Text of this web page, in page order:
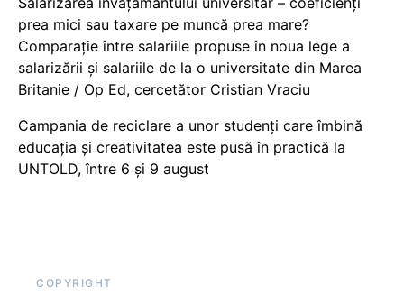
prea mici sau taxare pe muncă prea mare?
Comparație între salariile propuse în noua lege a
salarizării și salariile de la o universitate din Marea
Britanie / Op Ed, cercetător Cristian Vraciu
Campania de reciclare a unor studenți care îmbină
educația și creativitatea este pusă în practică la
UNTOLD, între 6 și 9 august
COPYRIGHT